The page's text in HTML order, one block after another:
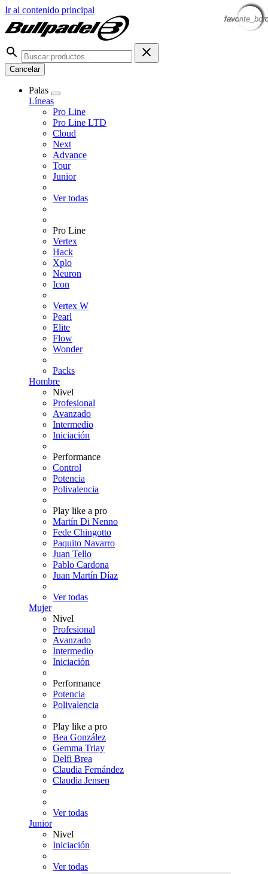
Ir al contenido principal
Cancelar
Palas
Líneas
Pro Line
Pro Line LTD
Cloud
Next
Advance
Tour
Junior
Ver todas
Pro Line
Vertex
Hack
Xplo
Neuron
Icon
Vertex W
Pearl
Elite
Flow
Wonder
Packs
Hombre
Nivel
Profesional
Avanzado
Intermedio
Iniciación
Performance
Control
Potencia
Polivalencia
Play like a pro
Martín Di Nenno
Fede Chingotto
Paquito Navarro
Juan Tello
Pablo Cardona
Juan Martín Díaz
Ver todas
Mujer
Nivel
Profesional
Avanzado
Intermedio
Iniciación
Performance
Potencia
Polivalencia
Play like a pro
Bea González
Gemma Triay
Delfi Brea
Claudia Fernández
Claudia Jensen
Ver todas
Junior
Nivel
Iniciación
Ver todas